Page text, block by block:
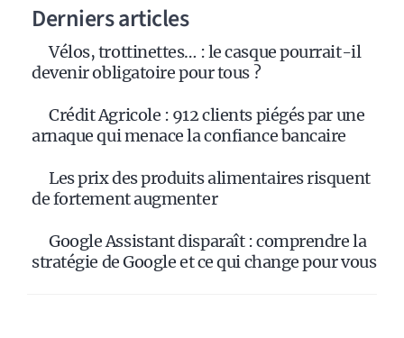
Derniers articles
Vélos, trottinettes… : le casque pourrait-il
devenir obligatoire pour tous ?
Crédit Agricole : 912 clients piégés par une
arnaque qui menace la confiance bancaire
Les prix des produits alimentaires risquent
de fortement augmenter
Google Assistant disparaît : comprendre la
stratégie de Google et ce qui change pour vous